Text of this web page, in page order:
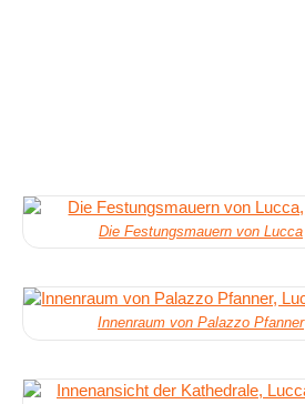
Die Festungsmauern von Lucca
Innenraum von Palazzo Pfanner